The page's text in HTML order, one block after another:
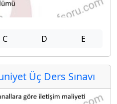
C D E
Üç Ders Sınavı